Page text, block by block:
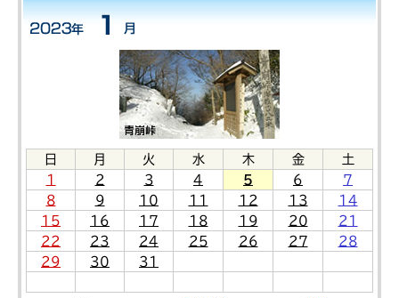
日 月 火 水 木 金
土
1
2 3 4 5 6
7
8
9 10 11 12 13
14
15
16 17 18 19 20
21
22
23 24 25 26 27
28
29
30 31